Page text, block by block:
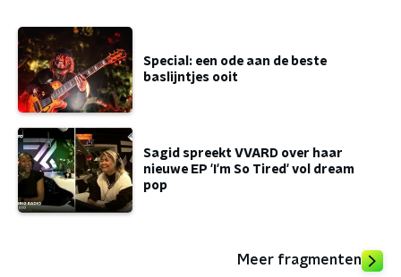
Special: een ode aan de beste
baslijntjes ooit
Sagid spreekt VVARD over haar
nieuwe EP 'I'm So Tired' vol dream
pop
Meer fragmenten